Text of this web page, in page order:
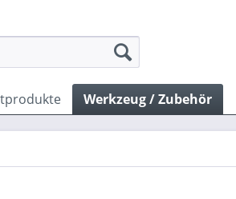
Werkzeug / Zubehör